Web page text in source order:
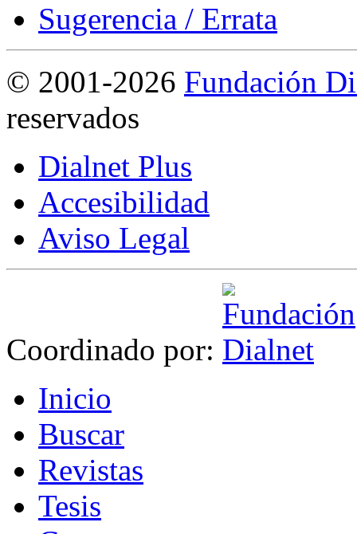
Sugerencia / Errata
© 2001-2026 Fundación
reservados
Dialnet Plus
Accesibilidad
Aviso Legal
Coordinado por:
Inicio
Buscar
Revistas
Tesis